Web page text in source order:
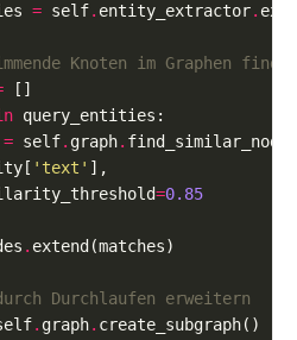
= self. entity_extractor.
Knoten im Graphen finden
= self. graph.
'text'
=0.85
.
Durchlaufen erweitern
. graph.